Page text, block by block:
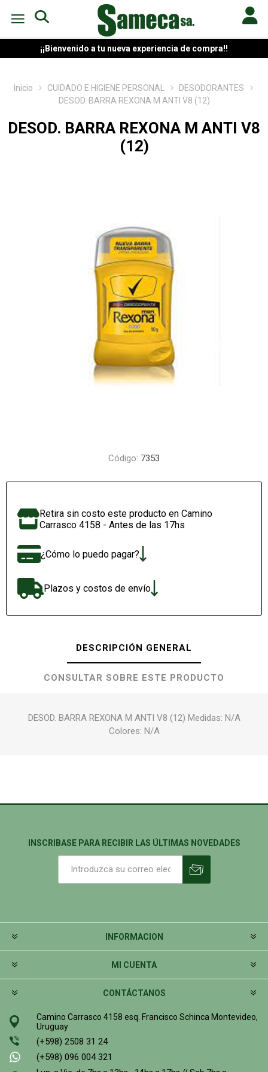
¡¡Bienvenido a tu nueva experiencia de compra!!
Inicio CUIDADO E HIGIENE PERSONAL
DESODORANTES
DESOD. BARRA REXONA M ANTI V8 (12)
DESOD. BARRA REXONA M ANTI V8
(12)
Código: 7353
Retira sin costo este producto en Camino
Carrasco 4158 - Antes de las 17hs
¿Cómo lo puedo pagar?
Plazos y costos de envío
DESCRIPCIÓN GENERAL
CONSULTAR SOBRE ESTE PRODUCTO
DESOD. BARRA REXONA M ANTI V8 (12) Medidas: N/A
Colores: N/A
INSCRIBASE PARA RECIBIR LAS ÚLTIMAS NOVEDADES
INFORMACION
MI CUENTA
CONTÁCTANOS
Camino Carrasco 4158 esq. Francisco Schinca Montevideo,
Uruguay
(+598) 2508 31 24
(+598) 096 004 321